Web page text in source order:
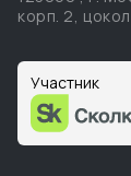
корп. 2,
Участник